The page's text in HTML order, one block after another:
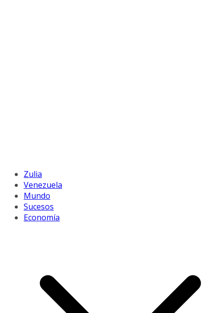
Zulia
Venezuela
Mundo
Sucesos
Economía